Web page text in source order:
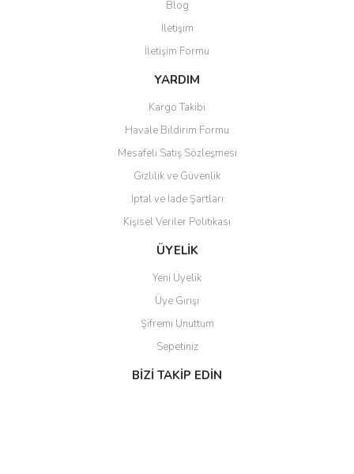
Blog
İletişim
İletişim Formu
YARDIM
Kargo Takibi
Havale Bildirim Formu
Mesafeli Satış Sözleşmesi
Gizlilik ve Güvenlik
İptal ve İade Şartları
Kişisel Veriler Politikası
ÜYELİK
Yeni Üyelik
Üye Girişi
Şifremi Unuttum
Sepetiniz
BİZİ TAKİP EDİN